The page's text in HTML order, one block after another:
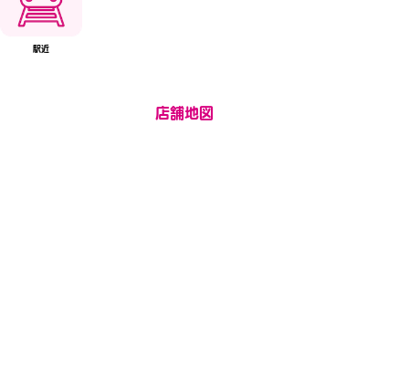
駅近
店舗地図